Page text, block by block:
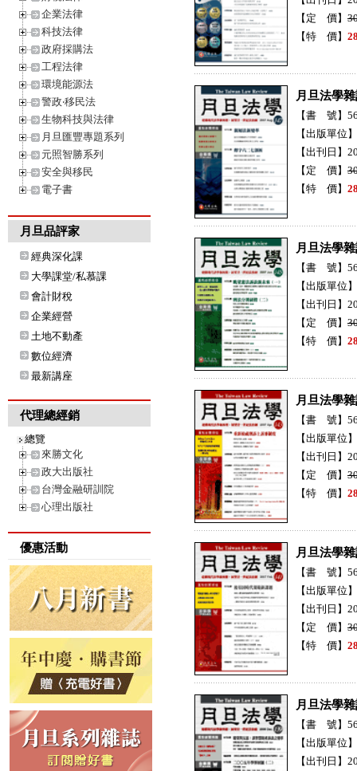
企業法律
科技法律
政府採購法
工程法律
環境能源法
警政‧移民法
生物科技與法律
月旦匯豐專題系列
元照智勝系列
安全與移民
電子書
月旦品評家
經典深化課
大學課堂/私慕課
會計財稅
企業經營
土地不動產
數位經濟
最新講座
代理總經銷
總覽
來勝文化
政大出版社
台灣金融研訓院
心理出版社
優惠活動
【定 價】
【特 價】
月旦法學
【書 號】
【出版單位
【出刊日】
【定 價】
【特 價】
月旦法學
【書 號】
【出版單位
【出刊日】
【定 價】
【特 價】
月旦法學
【書 號】
【出版單位
【出刊日】
【定 價】
【特 價】
月旦法學
【書 號】
【出版單位
【出刊日】
【定 價】
【特 價】
月旦法學
【書 號】
【出版單位
【出刊日】